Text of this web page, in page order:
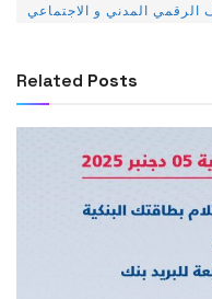
الرقمي المدني و الاجتماعي
Related Posts